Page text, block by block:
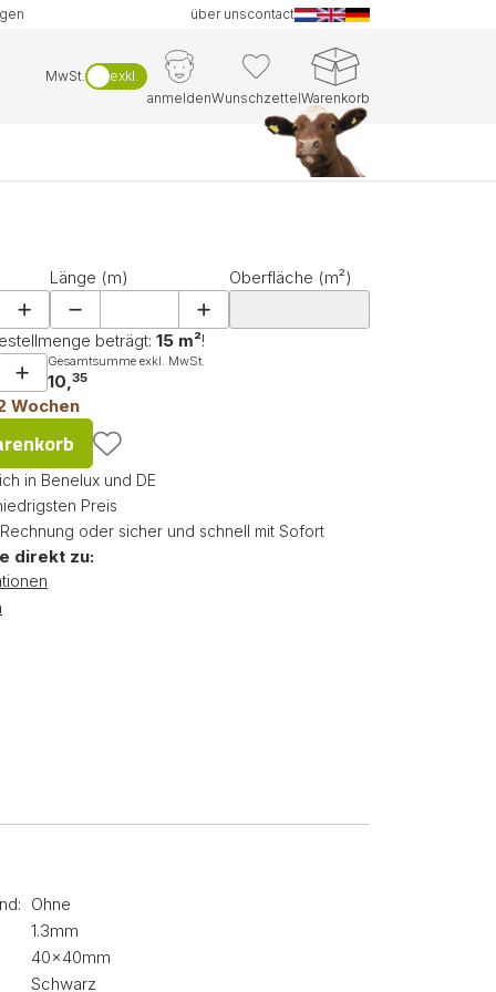
über unscontact
MwSt.
exkl.
anmeldenWunschzettelWarenkorb
Länge (m) Oberfläche (m²)
beträgt: 15 m²!
Gesamtsumme exkl. MwSt.
10,35
Wochen
in Benelux und DE
Preis
oder sicher und schnell mit Sofort
direkt zu:
Ohne
1.3mm
40x40mm
Schwarz